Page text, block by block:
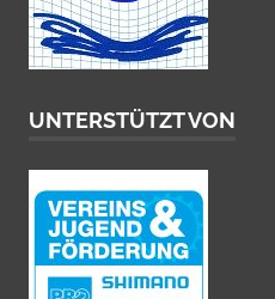
UNTERSTÜTZT VON